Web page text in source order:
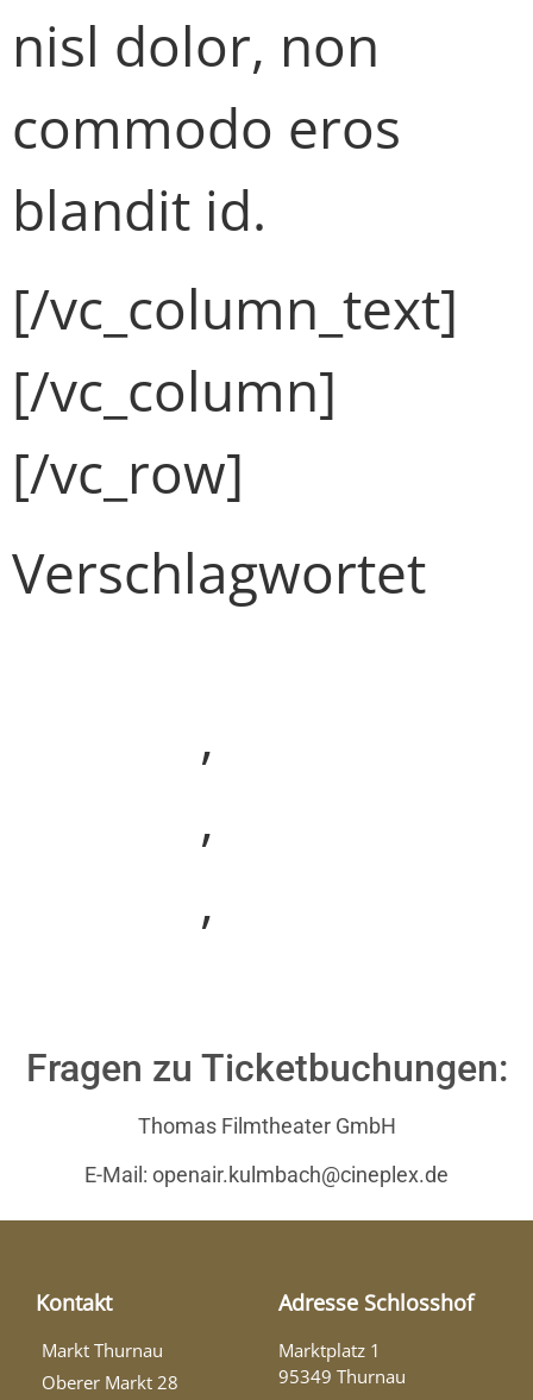
nisl dolor, non
commodo eros
blandit id.
[/vc_column_text]
[/vc_column]
[/vc_row]
Verschlagwortet
,
,
,
Fragen zu Ticketbuchungen:
Thomas Filmtheater GmbH
E-Mail: openair.kulmbach@cineplex.de
Kontakt
Markt Thurnau
Oberer Markt 28
Adresse Schlosshof
Marktplatz 1
95349 Thurnau